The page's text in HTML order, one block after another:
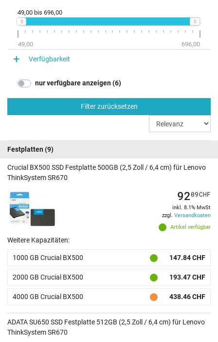
49,00 bis 696,00
49,00 696,00
Verfügbarkeit
nur verfügbare anzeigen (6)
Filter zurücksetzen
Festplatten (9)
Crucial BX500 SSD Festplatte 500GB (2,5 Zoll / 6,4 cm) für Lenovo
ThinkSystem SR670
Artikel verfügbar
9209CHF
inkl. 8.1% MwSt
zzgl. Versandkosten
Weitere Kapazitäten:
1000 GB Crucial BX500 147.84 CHF
2000 GB Crucial BX500 193.47 CHF
4000 GB Crucial BX500 438.46 CHF
ADATA SU650 SSD Festplatte 512GB (2,5 Zoll / 6,4 cm) für Lenovo
ThinkSystem SR670